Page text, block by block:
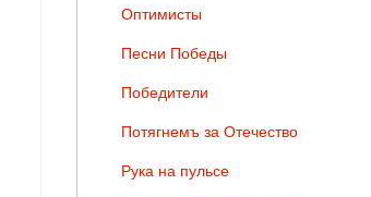
Оптимисты
Песни Победы
Победители
Потягнемъ за Отечество
Рука на пульсе